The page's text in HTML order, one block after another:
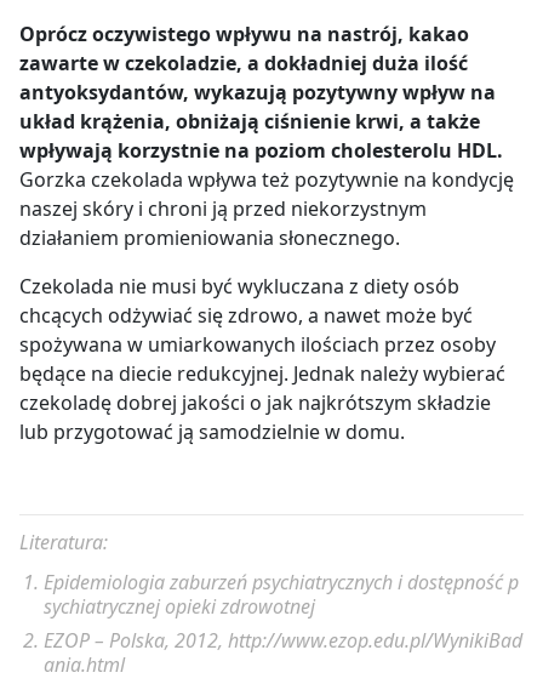
Oprócz oczywistego wpływu na nastrój, kakao
zawarte w czekoladzie, a dokładniej duża ilość
antyoksydantów, wykazują pozytywny wpływ na
układ krążenia, obniżają ciśnienie krwi, a także
wpływają korzystnie na poziom cholesterolu HDL.
Gorzka czekolada wpływa też pozytywnie na kondycję
naszej skóry i chroni ją przed niekorzystnym
działaniem promieniowania słonecznego.
Czekolada nie musi być wykluczana z diety osób
chcących odżywiać się zdrowo, a nawet może być
spożywana w umiarkowanych ilościach przez osoby
będące na diecie redukcyjnej. Jednak należy wybierać
czekoladę dobrej jakości o jak najkrótszym składzie
lub przygotować ją samodzielnie w domu.
Literatura:
Epidemiologia zaburzeń psychiatrycznych i dostępność p
sychiatrycznej opieki zdrowotnej
EZOP – Polska, 2012, http://www.ezop.edu.pl/WynikiBad
ania.html